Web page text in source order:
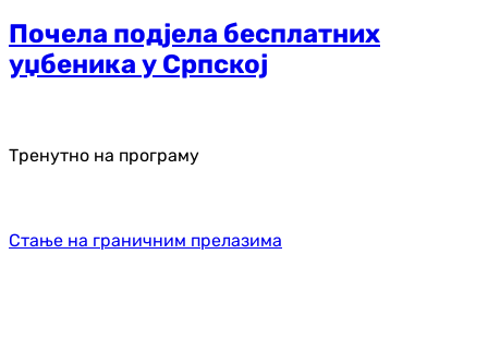
Почела подјела бесплатних
уџбеника у Српској
Тренутно на програму
Стање на граничним прелазима